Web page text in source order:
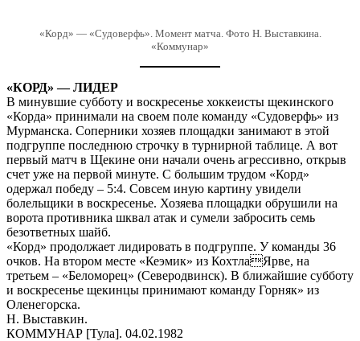
«Корд» — «Судоверфь». Момент матча. Фото Н. Выставкина.
«Коммунар»
«КОРД» — ЛИДЕР
В минувшие субботу и воскресенье хоккеисты щекинского
«Корда» принимали на своем поле команду «Судоверфь» из
Мурманска. Соперники хозяев площадки занимают в этой
подгруппе последнюю строчку в турнирной таблице. А вот
первый матч в Щекине они начали очень агрессивно, открыв
счет уже на первой минуте. С большим трудом «Корд»
одержал победу – 5:4. Совсем иную картину увидели
болельщики в воскресенье. Хозяева площадки обрушили на
ворота противника шквал атак и сумели забросить семь
безответных шайб.
«Корд» продолжает лидировать в подгруппе. У команды 36
очков. На втором месте «Кеэмик» из КохтлаЯрве, на
третьем – «Беломорец» (Северодвинск). В ближайшие субботу
и воскресенье щекинцы принимают команду Горняк» из
Оленегорска.
Н. Выставкин.
КОММУНАР [Тула]. 04.02.1982